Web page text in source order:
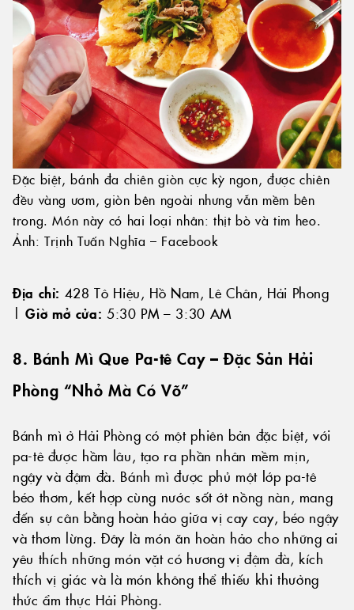
Đặc biệt, bánh đa chiên giòn cực kỳ ngon, được chiên
đều vàng ươm, giòn bên ngoài nhưng vẫn mềm bên
trong. Món này có hai loại nhân: thịt bò và tim heo.
Ảnh: Trịnh Tuấn Nghĩa – Facebook
Địa chỉ: 428 Tô Hiệu, Hồ Nam, Lê Chân, Hải Phong
|Giờ mở cửa: 5:30 PM – 3:30 AM
8. Bánh Mì Que Pa-tê Cay – Đặc Sản Hải
Phòng “Nhỏ Mà Có Võ”
Bánh mì ở Hải Phòng có một phiên bản đặc biệt, với
pa-tê được hầm lâu, tạo ra phần nhân mềm mịn,
ngậy và đậm đà. Bánh mì được phủ một lớp pa-tê
béo thơm, kết hợp cùng nước sốt ớt nồng nàn, mang
đến sự cân bằng hoàn hảo giữa vị cay cay, béo ngậy
và thơm lừng. Đây là món ăn hoàn hảo cho những ai
yêu thích những món vặt có hương vị đậm đà, kích
thích vị giác và là món không thể thiếu khi thưởng
thức ẩm thực Hải Phòng.